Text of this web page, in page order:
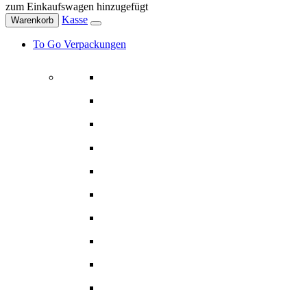
zum Einkaufswagen hinzugefügt
Warenkorb Kasse
To Go Verpackungen